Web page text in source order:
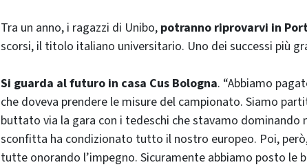
Tra un anno, i ragazzi di Unibo, potranno riprovarvi in
scorsi, il titolo italiano universitario. Uno dei successi più
Si guarda al futuro in casa Cus Bologna. “Abbiamo
che doveva prendere le misure del campionato. Siamo
buttato via la gara con i tedeschi che stavamo dominando
sconfitta ha condizionato tutto il nostro europeo. Poi,
tutte onorando l’impegno. Sicuramente abbiamo posto le